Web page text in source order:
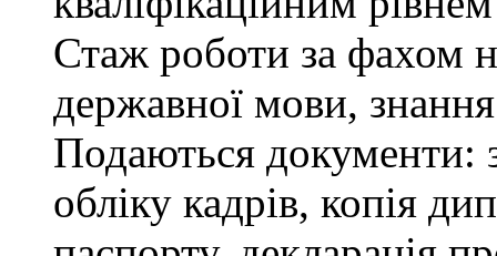
Стаж роботи за фахом
державної мови,
Подаються документи:
обліку кадрів, копія